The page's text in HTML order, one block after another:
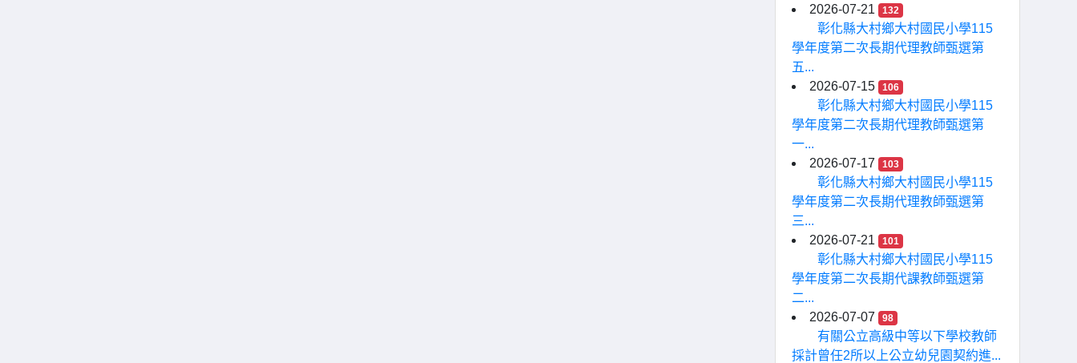
2026-07-21
132
彰化縣大村鄉大村國民小學115
學年度第二次長期代理教師甄選第
五...
2026-07-15
106
彰化縣大村鄉大村國民小學115
學年度第二次長期代理教師甄選第
一...
2026-07-17
103
彰化縣大村鄉大村國民小學115
學年度第二次長期代理教師甄選第
三...
2026-07-21
101
彰化縣大村鄉大村國民小學115
學年度第二次長期代課教師甄選第
二...
2026-07-07
98
有關公立高級中等以下學校教師
採計曾任2所以上公立幼兒園契約進...